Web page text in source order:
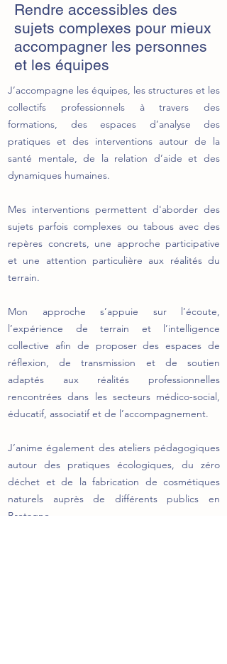
Rendre accessibles des
sujets complexes pour mieux
accompagner les personnes
et les équipes
J’accompagne les équipes, les structures et les
collectifs professionnels à travers des
formations, des espaces d’analyse des
pratiques et des interventions autour de la
santé mentale, de la relation d’aide et des
dynamiques humaines.
Mes interventions permettent d'aborder des
sujets parfois complexes ou tabous avec des
repères concrets, une approche participative
et une attention particulière aux réalités du
terrain.
Mon approche s’appuie sur l’écoute,
l’expérience de terrain et l’intelligence
collective afin de proposer des espaces de
réflexion, de transmission et de soutien
adaptés aux réalités professionnelles
rencontrées dans les secteurs médico-social,
éducatif, associatif et de l’accompagnement.
J’anime également des ateliers pédagogiques
autour des pratiques écologiques, du zéro
déchet et de la fabrication de cosmétiques
naturels auprès de différents publics en
Bretagne.